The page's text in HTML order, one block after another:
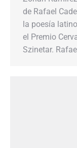
de Rafael
la poesía
el Premio
Szinetar.